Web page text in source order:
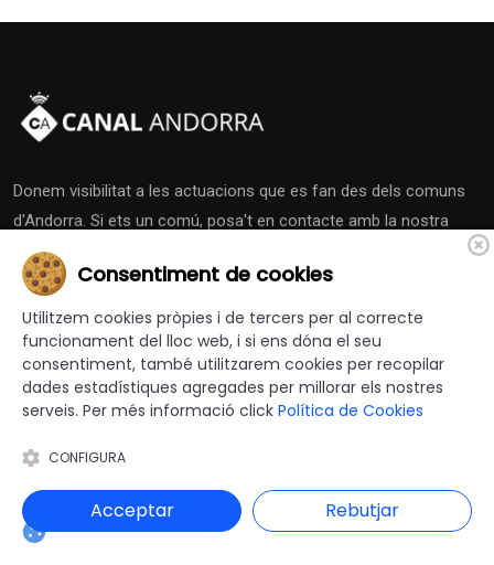
Donem visibilitat a les actuacions que es fan des dels comuns
d'Andorra. Si ets un comú, posa't en contacte amb la nostra
redacció i activa la teva Sala de Premsa.
Altres Canals
canalajuntament.cat
Andorra
Consentiment de cookies
Utilitzem cookies pròpies i de tercers per al correcte
funcionament del lloc web, i si ens dóna el seu
consentiment, també utilitzarem cookies per recopilar
dades estadístiques agregades per millorar els nostres
serveis. Per més informació click Política de Cookies
CONFIGURA
Acceptar Rebutjar